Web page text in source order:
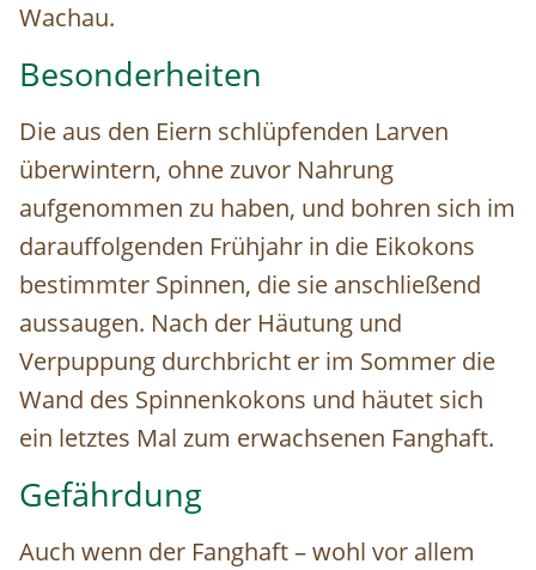
Wachau.
Besonderheiten
Die aus den Eiern schlüpfenden Larven
überwintern, ohne zuvor Nahrung
aufgenommen zu haben, und bohren sich im
darauffolgenden Frühjahr in die Eikokons
bestimmter Spinnen, die sie anschließend
aussaugen. Nach der Häutung und
Verpuppung durchbricht er im Sommer die
Wand des Spinnenkokons und häutet sich
ein letztes Mal zum erwachsenen Fanghaft.
Gefährdung
Auch wenn der Fanghaft – wohl vor allem